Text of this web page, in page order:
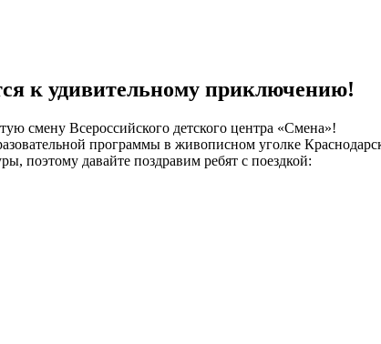
к удивительному приключению!
смену Всероссийского детского центра «Смена»!
программы в живописном уголке
поэтому давайте поздравим ребят с поездкой: